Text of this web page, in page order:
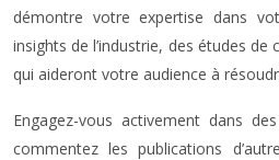
démontre votre expertise dans
insights de l’industrie, des études de
qui aideront votre audience à
Engagez-vous activement dans
commentez les publications